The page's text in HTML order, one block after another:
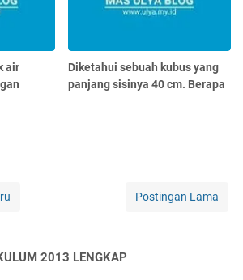
air
Diketahui sebuah kubus yang
panjang sisinya 40 cm. Berapa
Postingan Lama
2013 LENGKAP